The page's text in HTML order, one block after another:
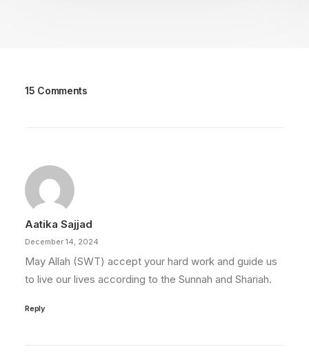
15 Comments
Aatika Sajjad
December 14, 2024
May Allah (SWT) accept your hard work and guide us
to live our lives according to the Sunnah and Shariah.
Reply